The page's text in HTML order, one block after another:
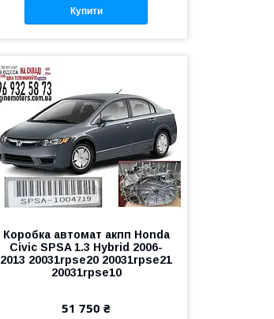
Купити
Коробка автомат акпп Honda
Civic SPSA 1.3 Hybrid 2006-
2013 20031rpse20 20031rpse21
20031rpse10
51 750 ₴